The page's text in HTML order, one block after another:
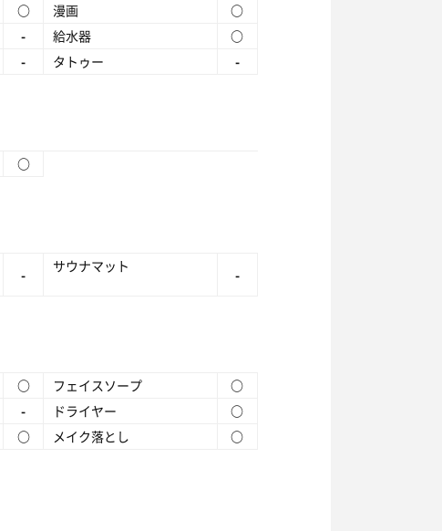
○ 漫画
○
- 給水器
○
- タトゥー -
○
- サウナマット -
○ フェイスソープ
○
- ドライヤー
○
○ メイク落とし
○